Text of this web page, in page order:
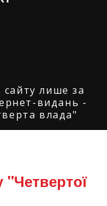
сайту лише за
видань -
влада"
2026.
2026.
"Четвертої